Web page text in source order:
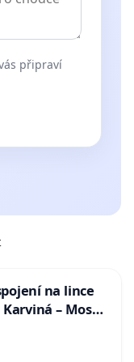
připraví
na lince
– Mosty